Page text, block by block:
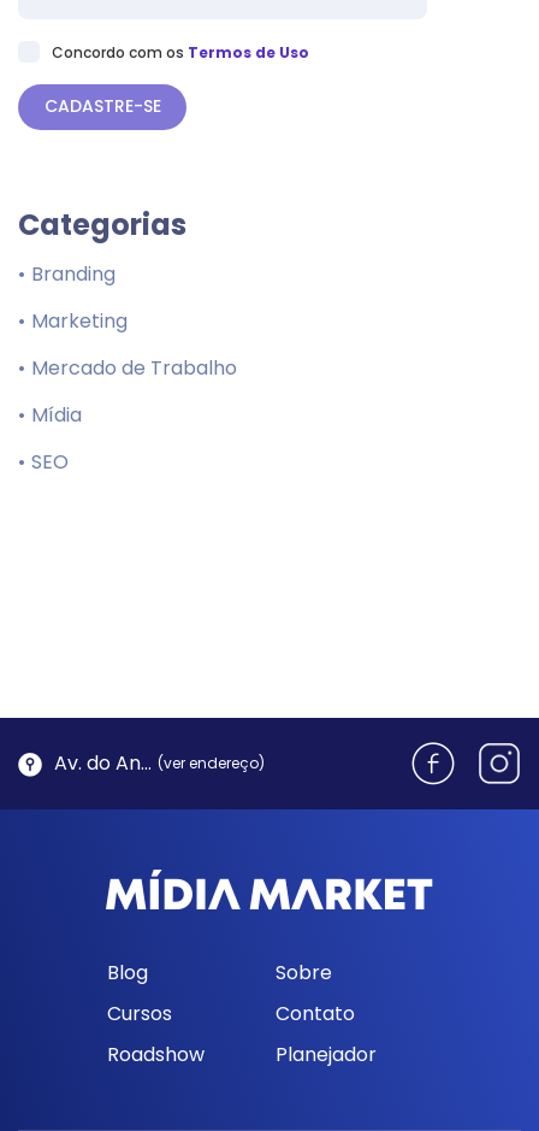
Concordo com os Termos de Uso
Categorias
Branding
Marketing
Mercado de Trabalho
Mídia
SEO
Av. do Antão, 1762 - Morro da Cruz | Florianópolis (ver endereço)
Blog
Sobre
Cursos
Contato
Roadshow
Planejador